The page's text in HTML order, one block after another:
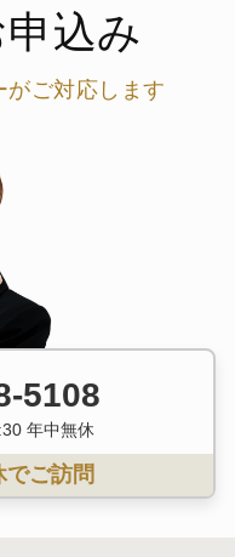
込み
がご対応します
5108
年中無休
でご訪問